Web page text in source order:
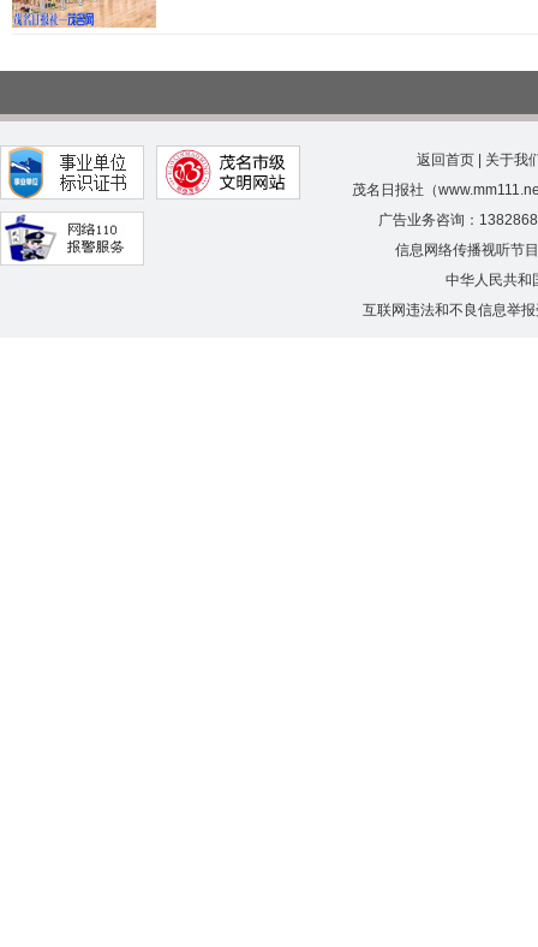
返回首页 | 关于我
茂名日报社（
广告业务咨询：
信息网络传播视听节
中华人民共和
互联网违法和不良信息举